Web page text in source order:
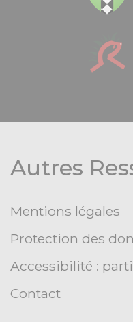
Autres
Mentions légales
Protection des
Accessibilité :
Contact